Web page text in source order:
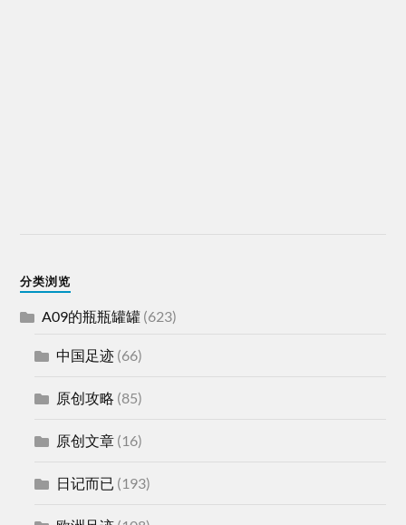
分类浏览
A09的瓶瓶罐罐 (623)
中国足迹 (66)
原创攻略 (85)
原创文章 (16)
日记而已 (193)